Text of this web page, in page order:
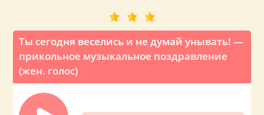
Ты сегодня веселись и не думай унывать! —
прикольное музыкальное поздравление
(жен. голос)